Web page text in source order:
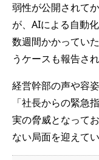
弱性が公開されて
が、AIによる自動
数週間かかってい
うケースも報告さ
経営幹部の声や容
「社長からの緊急
実の脅威となって
ない局面を迎えてい